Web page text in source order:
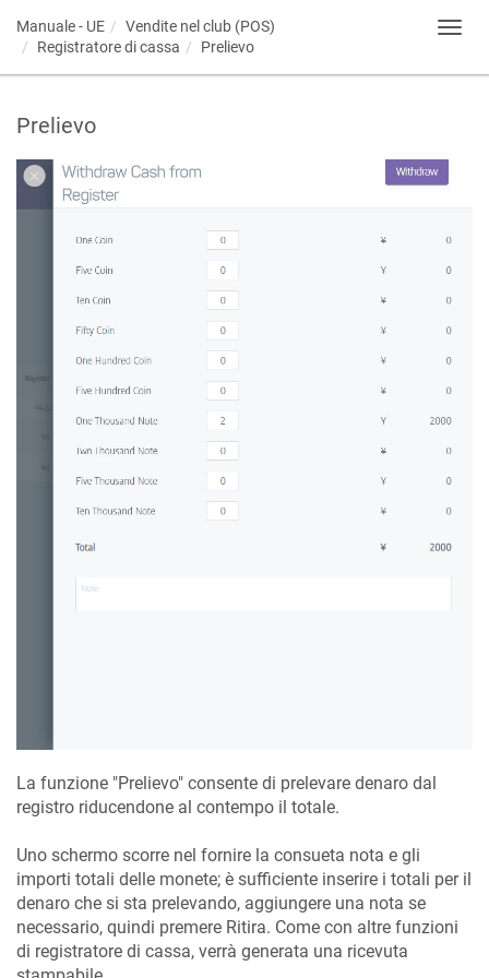
Manuale - UE
Vendite nel club (POS)
Registratore di cassa
Prelievo
Prelievo
La funzione "Prelievo" consente di prelevare denaro dal
registro riducendone al contempo il totale.
Uno schermo scorre nel fornire la consueta nota e gli
importi totali delle monete; è sufficiente inserire i totali per il
denaro che si sta prelevando, aggiungere una nota se
necessario, quindi premere Ritira. Come con altre funzioni
di registratore di cassa, verrà generata una ricevuta